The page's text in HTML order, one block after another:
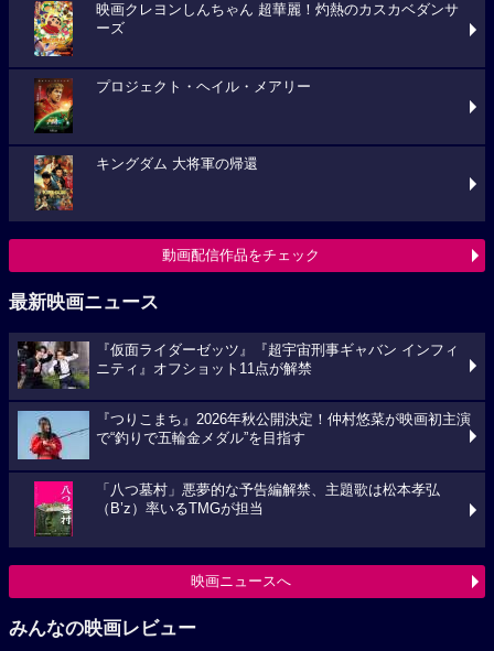
映画クレヨンしんちゃん 超華麗！灼熱のカスカベダンサ
ーズ
プロジェクト・ヘイル・メアリー
キングダム 大将軍の帰還
動画配信作品をチェック
最新映画ニュース
『仮面ライダーゼッツ』『超宇宙刑事ギャバン インフィ
ニティ』オフショット11点が解禁
『つりこまち』2026年秋公開決定！仲村悠菜が映画初主演
で“釣りで五輪金メダル”を目指す
「八つ墓村」悪夢的な予告編解禁、主題歌は松本孝弘
（B’z）率いるTMGが担当
映画ニュースへ
みんなの映画レビュー